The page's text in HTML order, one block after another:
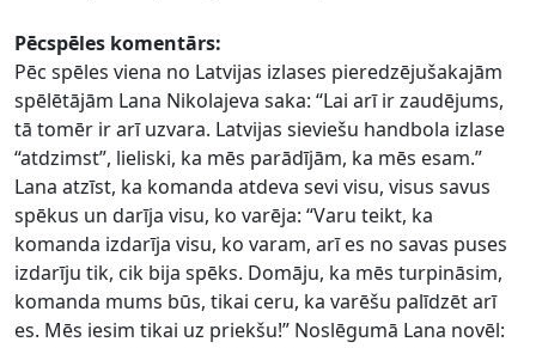
Pēcspēles komentārs:
Pēc spēles viena no Latvijas izlases pieredzējušakajām
spēlētājām Lana Nikolajeva saka: “Lai arī ir zaudējums,
tā tomēr ir arī uzvara. Latvijas sieviešu handbola izlase
“atdzimst”, lieliski, ka mēs parādījām, ka mēs esam.”
Lana atzīst, ka komanda atdeva sevi visu, visus savus
spēkus un darīja visu, ko varēja: “Varu teikt, ka
komanda izdarīja visu, ko varam, arī es no savas puses
izdarīju tik, cik bija spēks. Domāju, ka mēs turpināsim,
komanda mums būs, tikai ceru, ka varēšu palīdzēt arī
es. Mēs iesim tikai uz priekšu!” Noslēgumā Lana novēl: